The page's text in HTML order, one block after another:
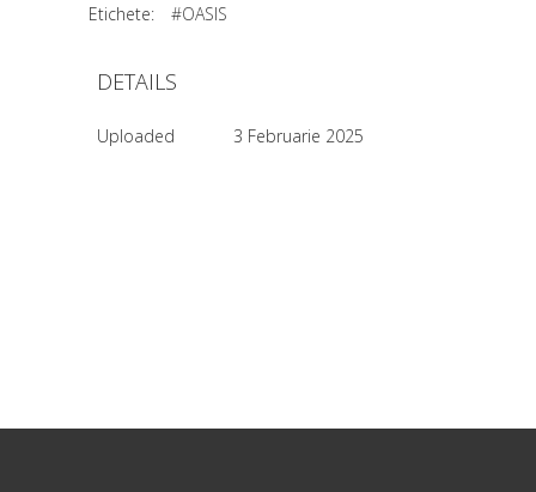
Etichete:
#OASIS
DETAILS
Uploaded 3 Februarie 2025